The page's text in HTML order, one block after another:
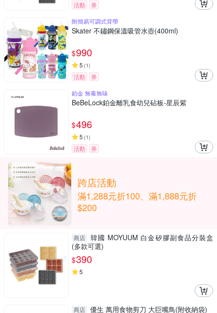
活動
券
附簡易可調式背帶
Skater 不鏽鋼保溫吸管水壺(400ml)
$990
5 (1)
活動
券
鉑金 無毒無味
BeBeLock鉑金離乳食幼兒砧板-星辰紫
$496
5 (1)
活動 券
跨店活動
滿1,288元折100、滿1,888元折
$200
商店
韓國 MOYUUM 白金矽膠副食品分裝盒
(多款可選)
$390
5
商店 優生 萬用食物剪刀 大巨嘴鳥(附收納袋)